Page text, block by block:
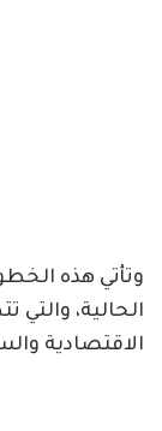
وتأتي هذه
الحالية،
الاقتصادية